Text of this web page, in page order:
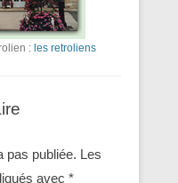
: les retroliens
pas publiée. Les
avec *